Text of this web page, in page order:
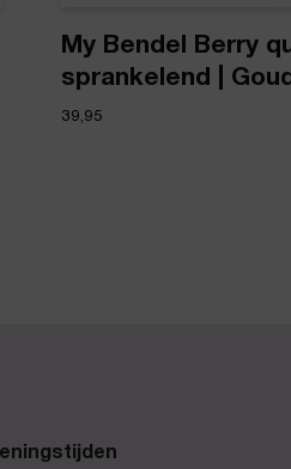
My Bendel Berry
sprankelend | Goud
39,95